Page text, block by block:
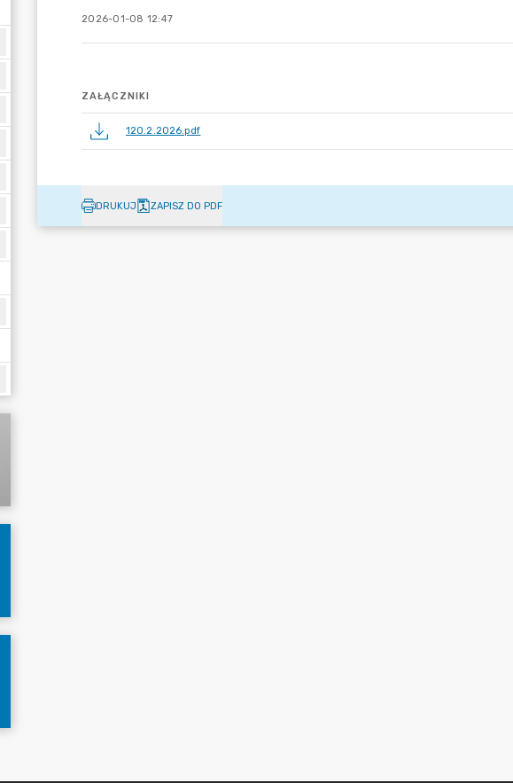
2026-01-08 12:47
ZAŁĄCZNIKI
120.2.2026.pdf
DRUKUJ ZAPISZ DO PDF